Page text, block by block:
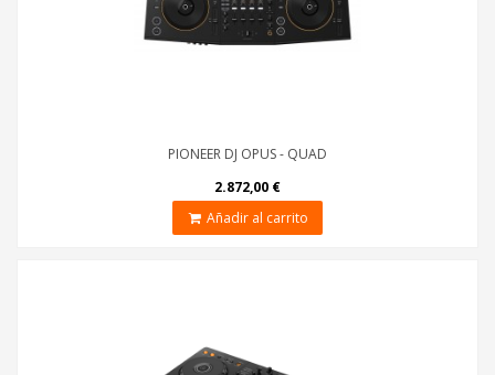
PIONEER DJ OPUS - QUAD
2.872,00 €
Añadir al carrito